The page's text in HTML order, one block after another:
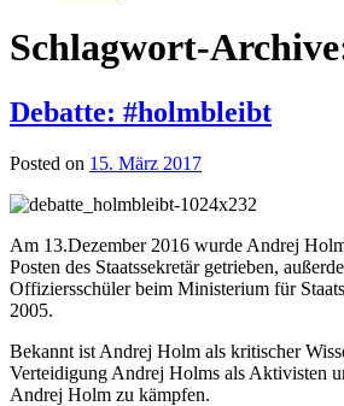
Schlagwort-
Debatte: #holmbleibt
Posted on 15. März 2017
Am 13.Dezember 2016 wurde Andrej
Posten des Staatssekretär getrieben,
Offiziersschüler beim Ministerium für
2005.
Bekannt ist Andrej Holm als kritischer
Verteidigung Andrej Holms als Aktivisten
Andrej Holm zu kämpfen.